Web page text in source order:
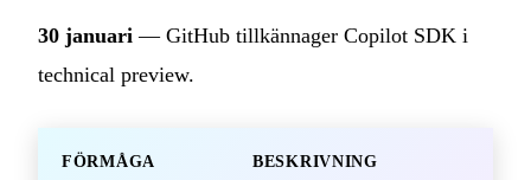
30 januari — GitHub tillkännager Copilot SDK i
technical preview.
FÖRMÅGA BESKRIVNING